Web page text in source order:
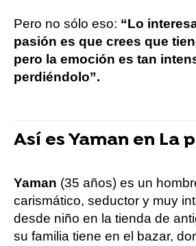
Pero no sólo eso: “Lo
pasión es que crees que
pero la emoción es tan
perdiéndolo”.
Así es Yaman en La
Yaman (35 años) es un
carismático, seductor y muy
desde niño en la tienda de
su familia tiene en el bazar,